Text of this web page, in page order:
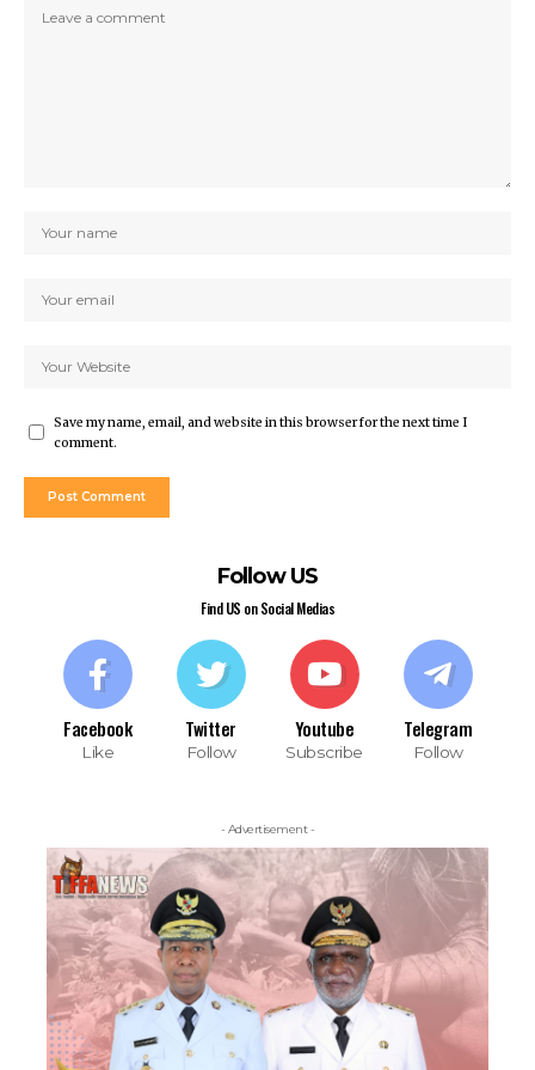
Save my name, email, and website in this browser for the next time I
comment.
Follow US
Find US on Social Medias
Facebook
Like
Twitter
Follow
Youtube
Subscribe
Telegram
Follow
- Advertisement -